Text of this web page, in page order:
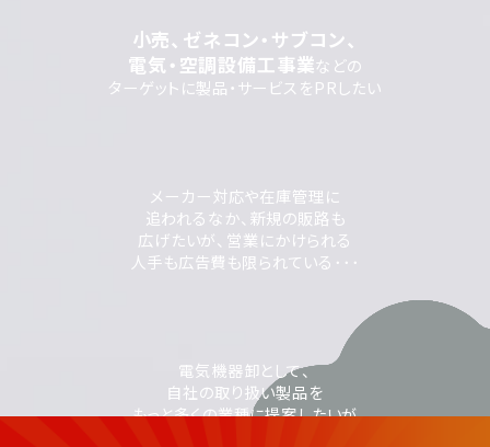
小売、ゼネコン・サブコン、
電気・空調設備工事業などの
ターゲットに製品・サービスをPRしたい
メーカー対応や在庫管理に
追われるなか、新規の販路も
広げたいが、営業にかけられる
人手も広告費も限られている･･･
電気機器卸として、
自社の取り扱い製品を
もっと多くの業種に提案したいが